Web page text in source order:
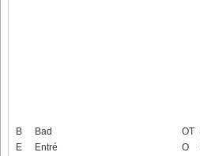
B
Bad
E
Entré
OT
O